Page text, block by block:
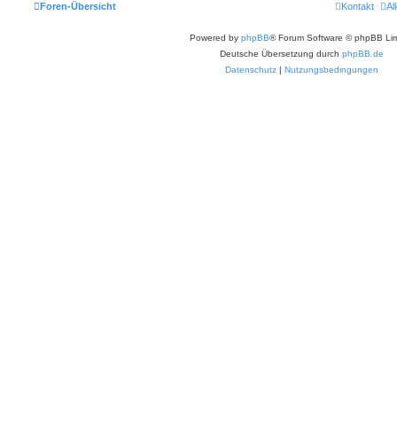
Foren-Übersicht Kontakt
Powered by phpBB® Forum Software © phpBB
Deutsche Übersetzung durch phpBB.de
Datenschutz | Nutzungsbedingungen